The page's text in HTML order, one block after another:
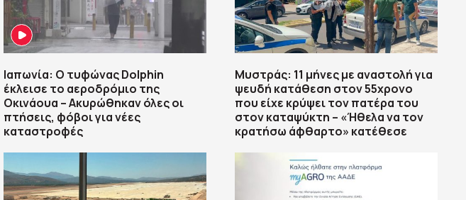
Ιαπωνία: Ο τυφώνας Dolphin
έκλεισε το αεροδρόμιο της
Οκινάουα – Ακυρώθηκαν όλες οι
πτήσεις, φόβοι για νέες
καταστροφές
Μυστράς: 11 μήνες με αναστολή για
ψευδή κατάθεση στον 55χρονο
που είχε κρύψει τον πατέρα του
στον καταψύκτη – «Ήθελα να τον
κρατήσω άφθαρτο» κατέθεσε